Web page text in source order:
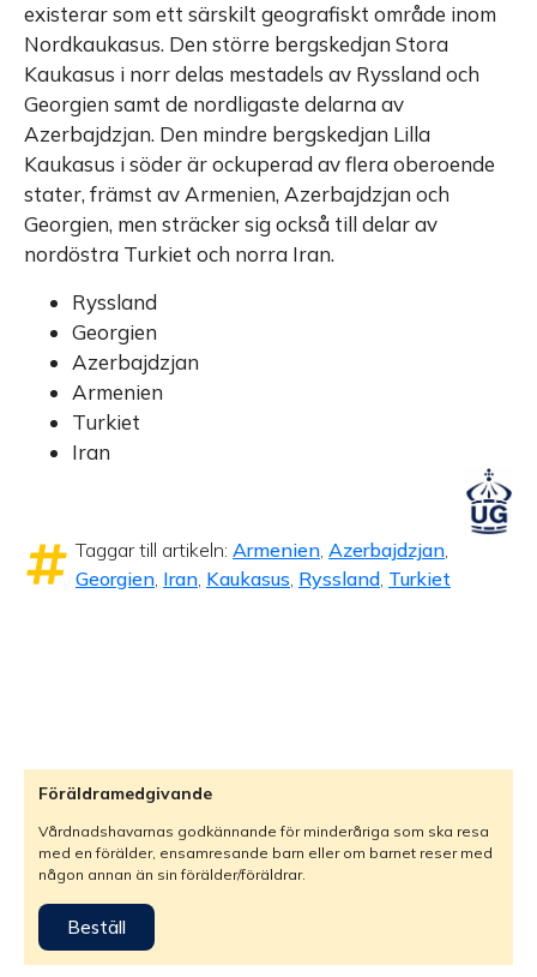
existerar som ett särskilt geografiskt område inom
Nordkaukasus. Den större bergskedjan Stora
Kaukasus i norr delas mestadels av Ryssland och
Georgien samt de nordligaste delarna av
Azerbajdzjan. Den mindre bergskedjan Lilla
Kaukasus i söder är ockuperad av flera oberoende
stater, främst av Armenien, Azerbajdzjan och
Georgien, men sträcker sig också till delar av
nordöstra Turkiet och norra Iran.
Ryssland
Georgien
Azerbajdzjan
Armenien
Turkiet
Iran
Taggar till artikeln: Armenien Azerbajdzjan
Georgien Iran Kaukasus Ryssland Turkiet
Föräldramedgivande
Vårdnadshavarnas godkännande för minderåriga som ska resa
med en förälder, ensamresande barn eller om barnet reser med
någon annan än sin förälder/föräldrar.
Beställ